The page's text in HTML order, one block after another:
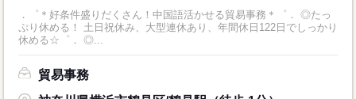
．゜＊好条件盛りだくさん！中国語活かせる貿易事務＊゜． ◎たっ
ぷり休める！ 土日祝休み、大型連休あり、年間休日122日でしっかり
休める☆゜． ◎...
貿易事務